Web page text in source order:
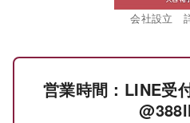
会社設立
営業時間：LINE受